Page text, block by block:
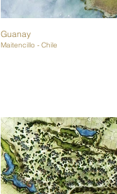
Guanay
Maitencillo - Chile